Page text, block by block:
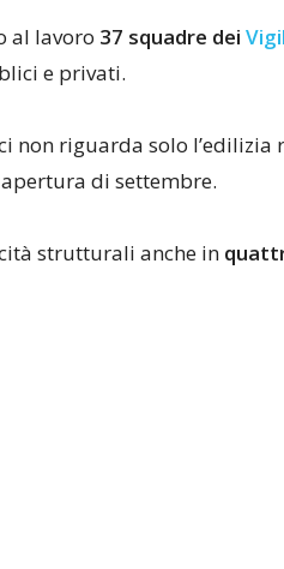
al lavoro 37 squadre dei
e privati.
non riguarda solo
di settembre.
strutturali anche in